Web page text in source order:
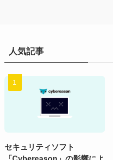
人気記事
セキュリティソフト